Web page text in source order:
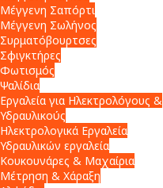
Μέγγενη Σαπόρτι
Μέγγενη Σωλήνος
Συρματόβουρτσες
Σφιγκτήρες
Φωτισμός
Ψαλίδια
Εργαλεία για Ηλεκτρολόγους &
Υδραυλικούς
Ηλεκτρολογικά Εργαλεία
Υδραυλικών εργαλεία
Κουκουνάρες & Μαχαίρια
Μέτρηση & Χάραξη